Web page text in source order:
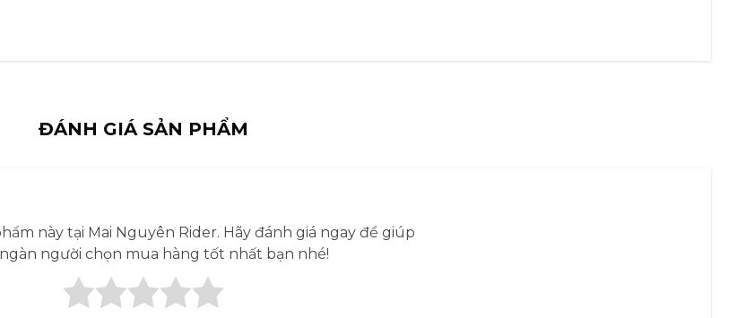
ĐÁNH GIÁ SẢN PHẨM
này tại Mai Nguyên Rider. Hãy đánh giá ngay để giúp
người chọn mua hàng tốt nhất bạn nhé!